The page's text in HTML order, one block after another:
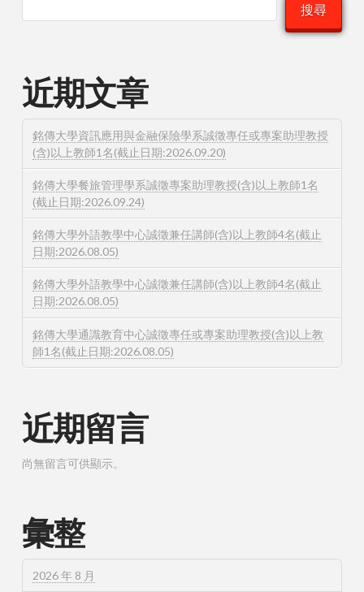
搜尋
近期文章
銘傳大學資訊應用與金融保險學系誠徵專任或專案助理教授
(含)以上教師1名(截止日期:2026.09.20)
銘傳大學餐旅管理學系誠徵專案助理教授(含)以上教師1名
(截止日期:2026.09.24)
銘傳大學外語教學中心誠徵兼任講師(含)以上教師4名(截止
日期:2026.08.05)
銘傳大學外語教學中心誠徵兼任講師(含)以上教師4名(截止
日期:2026.08.05)
銘傳大學通識教育中心誠徵專任或專案助理教授(含)以上教
師1名(截止日期:2026.08.05)
近期留言
尚無留言可供顯示。
彙整
2026 年 8 月